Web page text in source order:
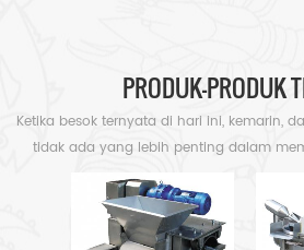
PRODUK-PRODUK
Ketika besok ternyata di hari ini, kemarin,
tidak ada yang lebih penting dalam
menyadari bahwa kita yang didorong